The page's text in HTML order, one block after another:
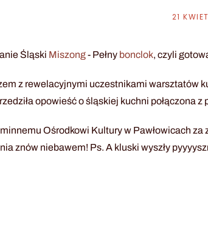
21
Śląski Miszong- Pełny bonclok, czyli
z rewelacyjnymi uczestnikami warsztatów
opowieść o śląskiej kuchni połączona
Ośrodkowi Kultury w Pawłowicach
znów niebawem! Ps. A kluski wyszły